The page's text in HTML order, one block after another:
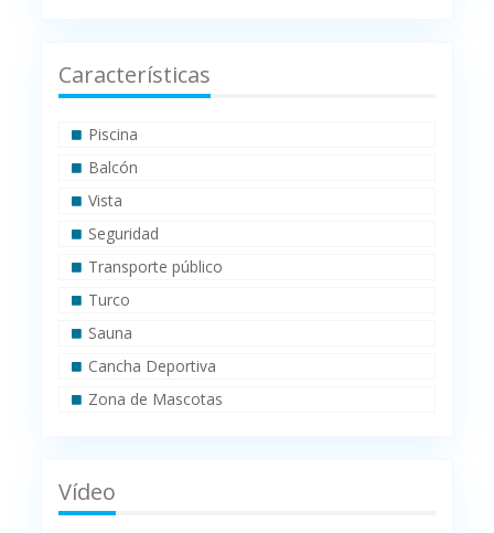
Características
Piscina
Balcón
Vista
Seguridad
Transporte público
Turco
Sauna
Cancha Deportiva
Zona de Mascotas
Vídeo